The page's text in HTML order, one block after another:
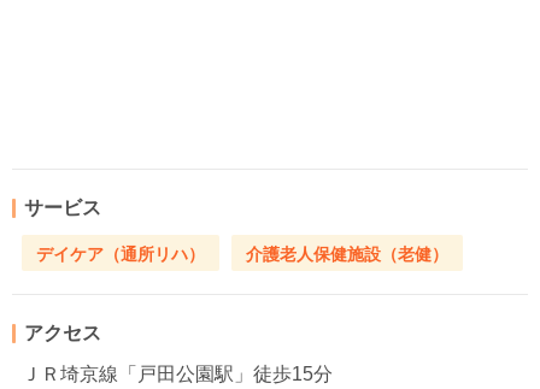
サービス
デイケア（通所リハ） 介護老人保健施設（老健）
アクセス
ＪＲ埼京線「戸田公園駅」徒歩15分